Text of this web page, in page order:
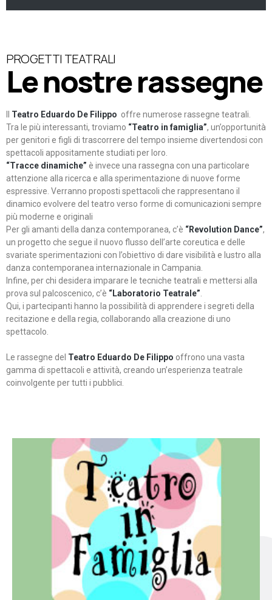
PROGETTI TEATRALI
Le nostre rassegne
Teatro Eduardo De Filippo offre numerose rassegne teatrali.
Tra le più interessanti, troviamo “Teatro in famiglia”, un’opportunità
per genitori e figli di trascorrere del tempo insieme divertendosi con
spettacoli appositamente studiati per loro.
“Tracce dinamiche” è invece una rassegna con una particolare
attenzione alla ricerca e alla sperimentazione di nuove forme
espressive. Verranno proposti spettacoli che rappresentano il
dinamico evolvere del teatro verso forme di comunicazioni sempre
più moderne e originali
Per gli amanti della danza contemporanea, c’è “Revolution Dance”,
un progetto che segue il nuovo flusso dell’arte coreutica e delle
svariate sperimentazioni con l’obiettivo di dare visibilità e lustro alla
danza contemporanea internazionale in Campania.
Infine, per chi desidera imparare le tecniche teatrali e mettersi alla
prova sul palcoscenico, c’è “Laboratorio Teatrale”
Qui, i partecipanti hanno la possibilità di apprendere i segreti della
recitazione e della regia, collaborando alla creazione di uno
spettacolo.
Le rassegne del Teatro Eduardo De Filippo offrono una vasta
gamma di spettacoli e attività, creando un’esperienza teatrale
coinvolgente per tutti i pubblici.
Teatro in famiglia
Teatro In Famiglia è una rassegna di teatro concepita
per far condividere e godere del teatro all’intera
famiglia.
Continua